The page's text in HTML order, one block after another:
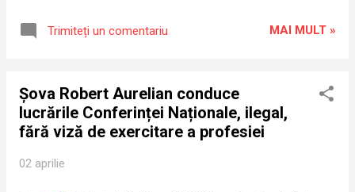
fost organizate alegeri pentru funcția de
o permutare internă decât cu o reînnoire
alta în interiorul aceluiași nucleu de putere
(exemplu: Brașov, Cluj, Galați, Mureș etc). Dar
miza nu mai este doar această rotație! Miza
Trimiteți un comentariu MAI MULT »
Șova Robert Aurelian conduce
lucrările Conferinței Naționale, ilegal,
fără viză de exercitare a profesiei
02 aprilie